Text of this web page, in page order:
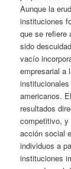
Aunque la
instituciones
que se refiere
sido
vacío
empresarial a
americanos.
resultados
competitivo, y
acción social
individuos a
instituciones